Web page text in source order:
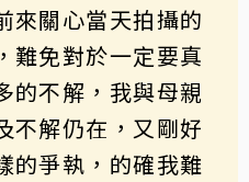
來關心當天拍攝的
難免對於一定要真
的不解，我與母親
不解仍在，又剛好
的爭執，的確我難